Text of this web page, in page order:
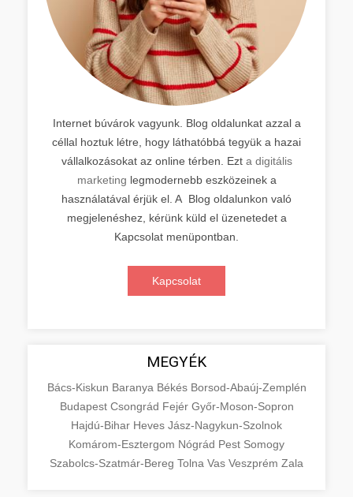
Internet búvárok vagyunk. Blog oldalunkat azzal a
céllal hoztuk létre, hogy láthatóbbá tegyük a hazai
vállalkozásokat az online térben. Ezt a digitális
marketing legmodernebb eszközeinek a
használatával érjük el. A Blog oldalunkon való
megjelenéshez, kérünk küld el üzenetedet a
Kapcsolat menüpontban.
Kapcsolat
MEGYÉK
Bács-Kiskun Baranya Békés Borsod-Abaúj-Zemplén
Budapest Csongrád Fejér Győr-Moson-Sopron
Hajdú-Bihar Heves Jász-Nagykun-Szolnok
Komárom-Esztergom Nógrád Pest Somogy
Szabolcs-Szatmár-Bereg Tolna Vas Veszprém Zala